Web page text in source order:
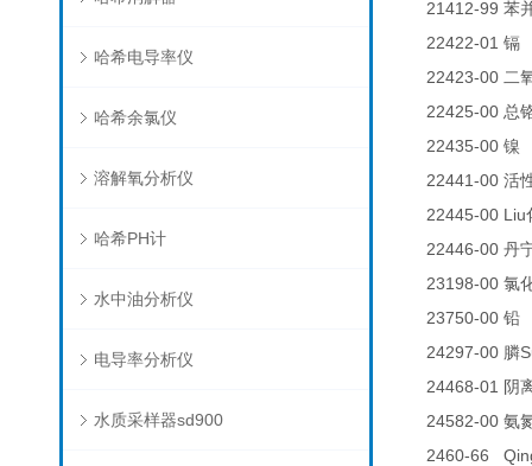
哈希电导率仪
哈希余氯仪
溶解氧分析仪
哈希PH计
水中油分析仪
电导率分析仪
水质采样器sd900
21412-99 苯
22422-01 镉
22423-00 二
22425-00 总
22435-00 镍
22441-00 活
22445-00 Liu
22446-00 丹
23198-00 氯
23750-00 铅
24297-00 膦
24468-01
阴
24582-00 氨
2460-66